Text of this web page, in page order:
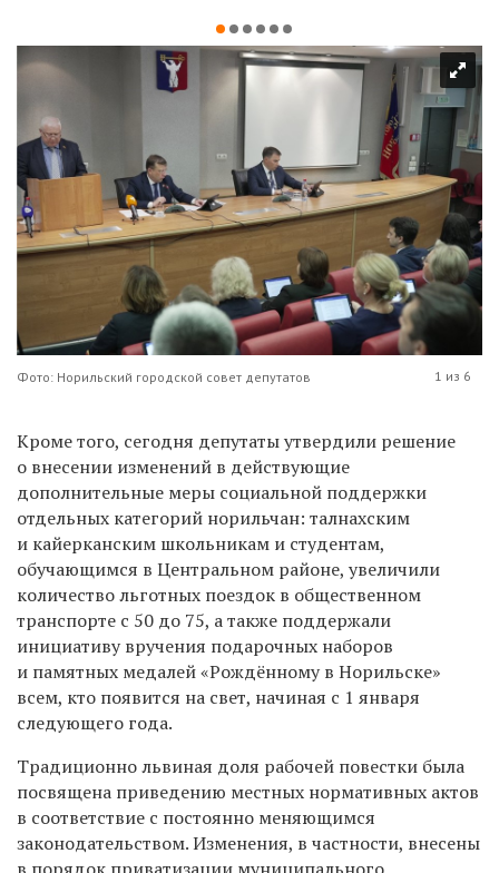
Фото: Норильский городской совет депутатов 1 из 6
Кроме того, сегодня депутаты утвердили решение
о внесении изменений в действующие
дополнительные меры социальной поддержки
отдельных категорий норильчан: талнахским
и кайерканским школьникам и студентам,
обучающимся в Центральном районе, увеличили
количество льготных поездок в общественном
транспорте с 50 до 75, а также поддержали
инициативу вручения подарочных наборов
и памятных медалей «Рождённому в Норильске»
всем, кто появится на свет, начиная с 1 января
следующего года.
Традиционно львиная доля рабочей повестки была
посвящена приведению местных нормативных актов
в соответствие с постоянно меняющимся
законодательством. Изменения, в частности, внесены